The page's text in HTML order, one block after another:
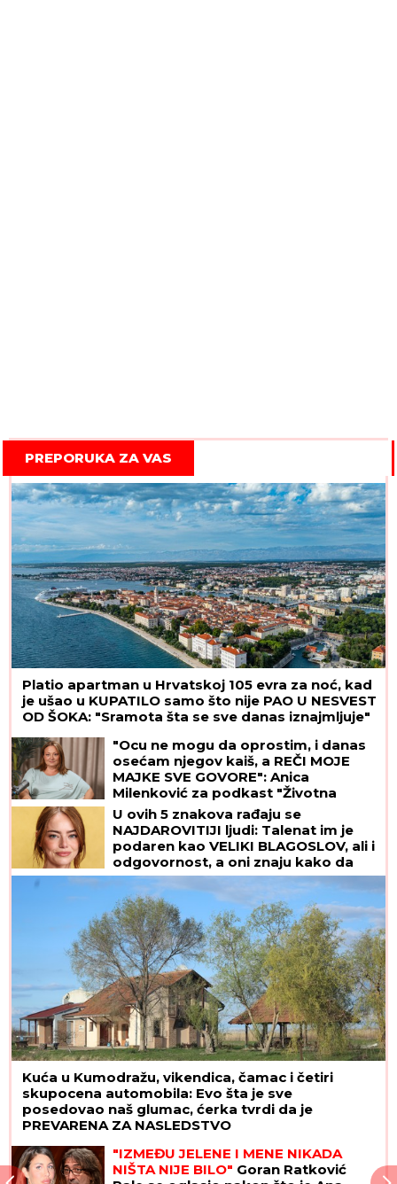
PREPORUKA ZA VAS
Platio apartman u Hrvatskoj 105 evra za noć, kad
je ušao u KUPATILO samo što nije PAO U NESVEST
OD ŠOKA: "Sramota šta se sve danas iznajmljuje"
"Ocu ne mogu da oprostim, i danas
osećam njegov kaiš, a REČI MOJE
MAJKE SVE GOVORE": Anica
Milenković za podkast "Životna
priča" o bolnom odrastanju
U ovih 5 znakova rađaju se
NAJDAROVITIJI ljudi: Talenat im je
podaren kao VELIKI BLAGOSLOV, ali i
odgovornost, a oni znaju kako da
iskoriste SJAJNE PREDISPOZICIJE
Kuća u Kumodražu, vikendica, čamac i četiri
skupocena automobila: Evo šta je sve
posedovao naš glumac, ćerka tvrdi da je
PREVARENA ZA NASLEDSTVO
"IZMEĐU JELENE I MENE NIKADA
NIŠTA NIJE BILO" Goran Ratković